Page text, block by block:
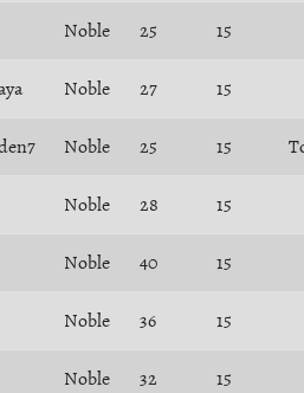
Noble 25 15
Noble 27 15
Noble 25 15
Noble 28 15
Noble 40 15
Noble 36 15
Noble 32 15